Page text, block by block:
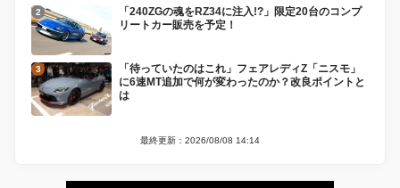
「240ZGの魂をRZ34に注入!?」限定20台のコンプ
リートカー販売を予定！
「待っていたのはこれ」フェアレディZ「ニスモ」
に6速MT追加で何が変わったのか？改良ポイントと
は
最終更新：2026/08/08 14:14